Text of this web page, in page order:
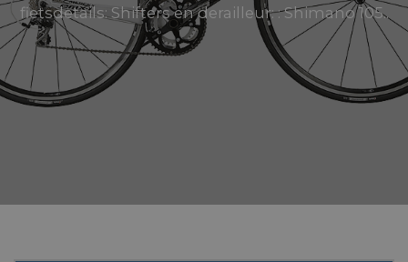
fietsdetails: Shifters en derailleur: : Shimano 105..